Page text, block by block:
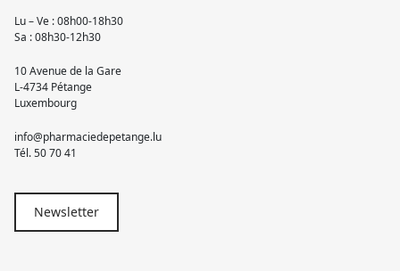
Lu – Ve : 08h00-18h30
Sa : 08h30-12h30
10 Avenue de la Gare
L-4734 Pétange
Luxembourg
info@pharmaciedepetange.lu
Tél.50 70 41
Newsletter